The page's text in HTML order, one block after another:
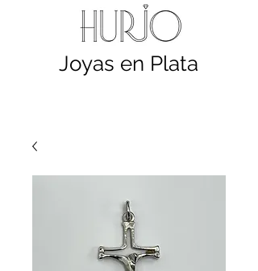
Joyas en Plata